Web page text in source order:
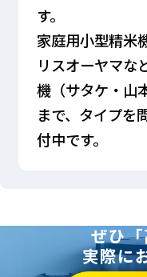
す。
家庭用小型精米
リスオーヤマな
機（サタケ・山
まで、タイプを
付中です。
ぜひ
実際に